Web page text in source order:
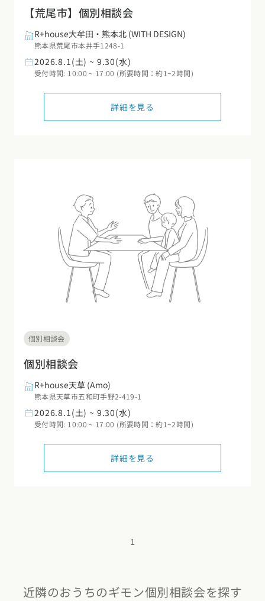
【荒尾市】個別相談会
R+house大牟田・熊本北 (WITH DESIGN)
熊本県荒尾市本井手1248-1
2026.8.1(土) ~ 9.30(水)
受付時間: 10:00 ~ 17:00 (所要時間：約1~2時間)
詳細を見る
個別相談会
個別相談会
R+house天草 (Amo)
熊本県天草市五和町手野2-419-1
2026.8.1(土) ~ 9.30(水)
受付時間: 10:00 ~ 17:00 (所要時間：約1~2時間)
詳細を見る
1
近隣のおうちのギモン個別相談会を探す